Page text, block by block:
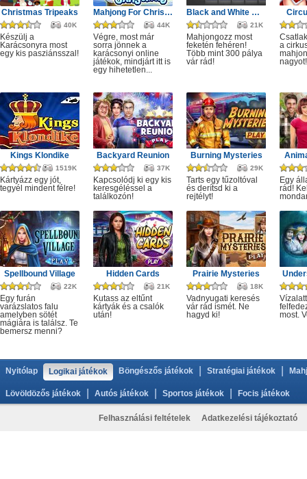
Christmas Tripeaks
40K
Készülj a
Karácsonyra most
egy kis pasziánsszal!
Mahjong For Christmas
44K
Végre, most már
sorra jönnek a
karácsonyi online
játékok, mindjárt itt is
egy hihetetlen...
Black and White Mahjong 3
21K
Mahjongozz most
feketén fehéren!
Több mint 300 pálya
vár rád!
a
nagyot!
Kings Klondike
1519K
Kártyázz egy jót,
tegyél mindent félre!
Backyard Reunion
37K
Kapcsolódj ki egy kis
keresgéléssel a
találkozón!
Burning Mysteries
29K
Tarts egy tűzoltóval
és derítsd ki a
rejtélyt!
Egy
rád!
Spellbound Village
22K
Egy furán
varázslatos falu
amelyben sötét
mágiára is találsz. Te
bemersz menni?
Hidden Cards
21K
Kutass az eltűnt
kártyák és a csalók
után!
Prairie Mysteries
18K
Vadnyugati keresés
vár rád ismét. Ne
hagyd ki!
most.
Nyitólap Logikai játékok Böngészős játékok Stratégiai játékok
Lövöldözős játékok Autós játékok Sportos játékok Focis játékok
Felhasználási feltételek Adatkezelési tájékoztató